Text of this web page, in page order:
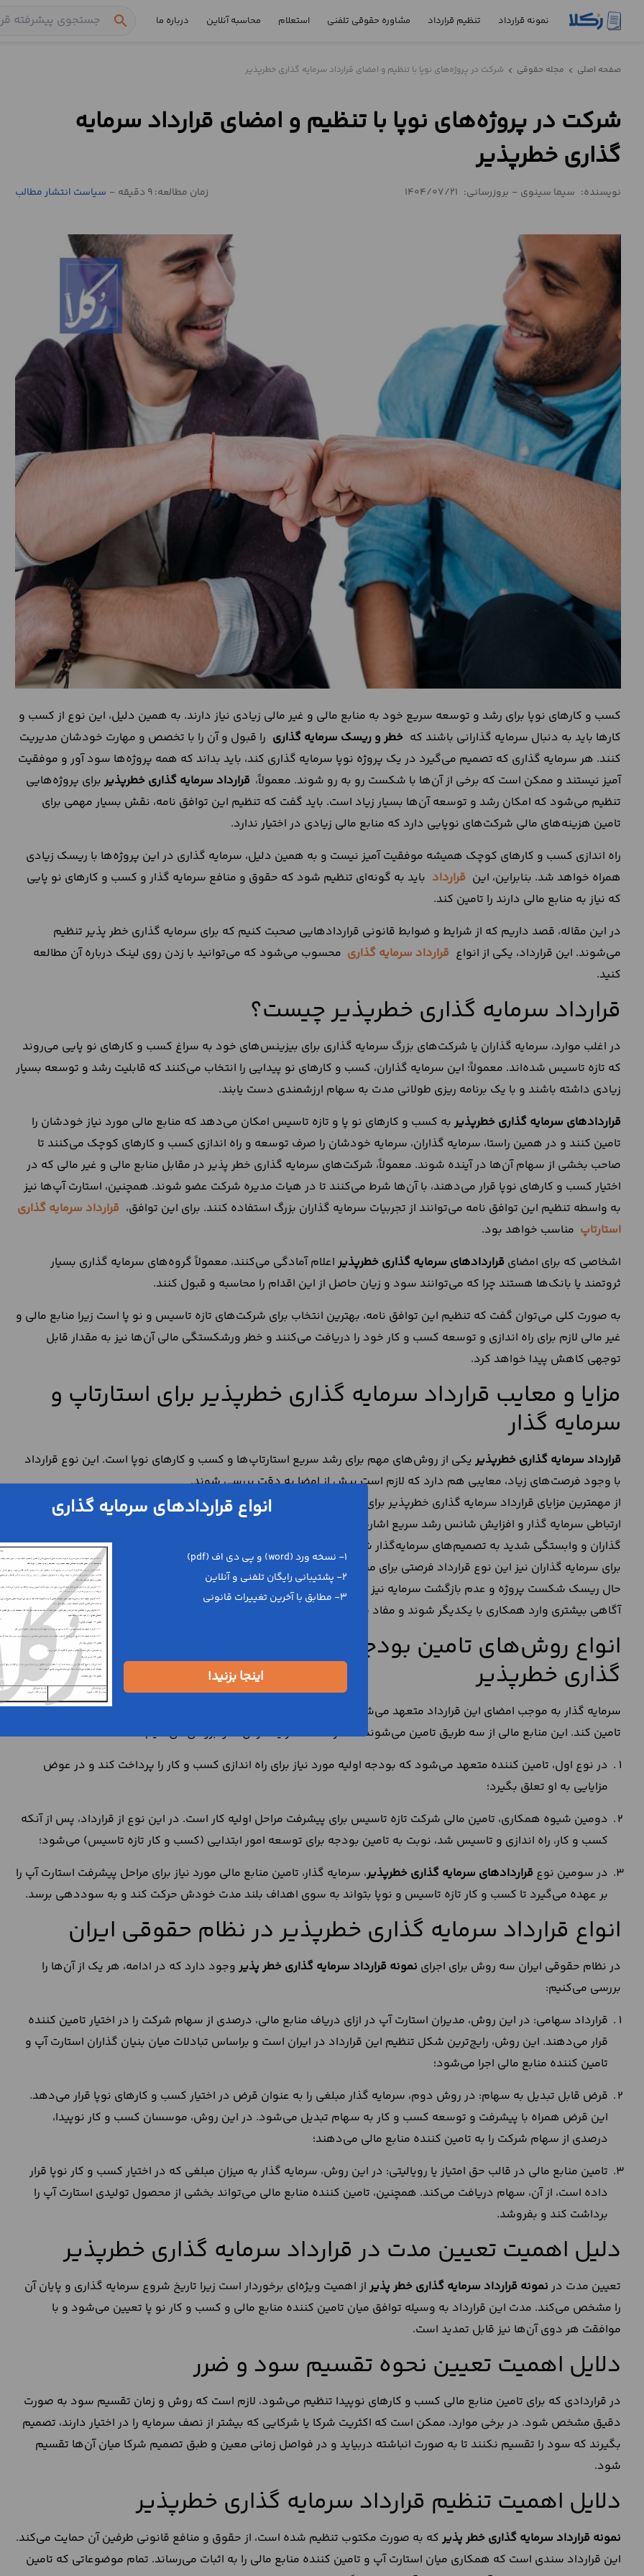
نمونه قرارداد تنظیم قرارداد مشاوره حقوقی تلفنی استعلام محاسبه آنلاین درباره ما search
قرارداد
تنظیم
قرارداد
حقوقی
استعلام
محاسبه
آنلاین
تماس
صفحه اصلی chevron_left مجله حقوقی chevron_left شرکت در پروژه‌های نوپا با تنظیم و امضای قرارداد سرمایه گذاری خطرپذیر
شرکت در پروژه‌های نوپا با تنظیم و امضای قرارداد سرمایه
گذاری خطرپذیر
نویسنده: سیما سینوی - بروزرسانی: 1404/07/21 زمان مطالعه: 9 دقیقه - سیاست انتشار مطالب
کسب و کارهای نوپا برای رشد و توسعه سریع خود به منابع مالی و غیر مالی زیادی نیاز دارند. به همین دلیل، این نوع از کسب و
کارها باید به دنبال سرمایه گذارانی باشند که خطر و ریسک سرمایه گذاری را قبول و آن را با تخصص و مهارت خودشان مدیریت
‌کنند. هر سرمایه گذاری که تصمیم می‌گیرد در یک پروژه نوپا سرمایه گذاری کند، باید بداند که همه پروژه‌ها سود آور و موفقیت
آمیز نیستند و ممکن است که برخی از آن‌ها با شکست رو به رو شوند. معمولاً، قرارداد سرمایه گذاری خطرپذیر برای پروژه‌هایی
تنظیم می‌شود که امکان رشد و توسعه آن‌ها بسیار زیاد است. باید گفت که تنظیم این توافق نامه، نقش بسیار مهمی برای
تامین هزینه‌های مالی شرکت‌های نوپایی دارد که منابع مالی زیادی در اختیار ندارد.
راه اندازی کسب و کارهای کوچک همیشه موفقیت آمیز نیست و به همین دلیل، سرمایه گذاری در این پروژه‌ها با ریسک زیادی
همراه خواهد شد. بنابراین، این قرارداد باید به گونه‌ای تنظیم شود که حقوق و منافع سرمایه گذار و کسب و کارهای نو پایی
که نیاز به منابع مالی دارند را تامین کند.
در این مقاله، قصد داریم که از شرایط و ضوابط قانونی قراردادهایی صحبت کنیم که برای سرمایه گذاری خطر پذیر تنظیم
می‌شوند. این قرارداد، یکی از انواع قرارداد سرمایه گذاری محسوب می‌شود که می‌توانید با زدن روی لینک درباره آن مطالعه
کنید.
قرارداد سرمایه گذاری خطرپذیر چیست؟
در اغلب موارد، سرمایه گذاران یا شرکت‌های بزرگ سرمایه گذاری برای بیزینس‌های خود به سراغ کسب و کارهای نو پایی می‌روند
که تازه تاسیس شده‌اند. معمولاً؛ این سرمایه گذاران، کسب و کارهای نو پیدایی را انتخاب می‌کنند که قابلیت رشد و توسعه بسیار
زیادی داشته باشند و با یک برنامه ریزی طولانی مدت به سهام ارزشمندی دست یابند.
قراردادهای سرمایه گذاری خطرپذیر به کسب و کارهای نو پا و تازه تاسیس امکان می‌دهد که منابع مالی مورد نیاز خودشان را
تامین کنند و در همین راستا، سرمایه گذاران، سرمایه خودشان را صرف توسعه و راه اندازی کسب و کارهای کوچک می‌کنند تا
صاحب بخشی از سهام آن‌ها در آینده شوند. معمولاً، شرکت‌های سرمایه گذاری خطر پذیر در مقابل منابع مالی و غیر مالی که در
اختیار کسب و کارهای نوپا قرار می‌دهند، با آن‌ها شرط می‌کنند تا در هیات مدیره شرکت عضو شوند. همچنین، استارت آپ‌ها نیز
به واسطه تنظیم این توافق نامه می‌توانند از تجربیات سرمایه گذاران بزرگ استفاده کنند. برای این توافق، قرارداد سرمایه گذاری
استارتاپ مناسب خواهد بود.
اشخاصی که برای امضای قراردادهای سرمایه گذاری خطرپذیر اعلام آمادگی می‌کنند، معمولاً گروه‌های سرمایه گذاری بسیار
ثروتمند یا بانک‌ها هستند چرا که می‌توانند سود و زیان حاصل از این اقدام را محاسبه و قبول کنند.
به صورت کلی می‌توان گفت که تنظیم این توافق نامه، بهترین انتخاب برای شرکت‌های تازه تاسیس و نو پا است زیرا منابع مالی و
غیر مالی لازم برای راه اندازی و توسعه کسب و کار خود را دریافت می‌کنند و خطر ورشکستگی مالی آن‌ها نیز به مقدار قابل
توجهی کاهش پیدا خواهد کرد.
مزایا و معایب قرارداد سرمایه‌ گذاری خطرپذیر برای استارتاپ و
سرمایه‌ گذار
قرارداد سرمایه‌ گذاری خطرپذیر یکی از روش‌های مهم برای رشد سریع استارتاپ‌ها و کسب‌ و کارهای نوپا است. این نوع قرارداد
با وجود فرصت‌های زیاد، معایبی هم دارد که لازم است پیش از امضا به دقت بررسی شوند.
از مهمترین مزایای قرارداد سرمایه‌ گذاری خطرپذیر برای استارتاپ می‌توان به تامین منابع مالی کافی، استفاده از دانش و شبکه
ارتباطی سرمایه‌ گذار و افزایش شانس رشد سریع اشاره کرد. در مقابل، این قرارداد می‌تواند منجر به کاهش سهم مالکیت بنیان‌
گذاران و وابستگی شدید به تصمیم‌های سرمایه‌گذار شود.
برای سرمایه‌ گذاران نیز این نوع قرارداد فرصتی برای مشارکت در پروژه‌های نوآورانه و سودده محسوب خواهد شد اما در عین
حال ریسک شکست پروژه و عدم بازگشت سرمایه نیز از معایب مهم آن است. آگاهی از این مزایا و معایب کمک می‌کند طرفین با
آگاهی بیشتری وارد همکاری با یکدیگر شوند و مفاد قرارداد را به شکل دقیق‌تری تنظیم کنند.
انواع روش‌های تامین بودجه از طریق تنظیم قرارداد سرمایه
گذاری خطرپذیر
سرمایه گذار به موجب امضای این قرارداد متعهد می‌شود که منابع مالی مورد نیاز برای رشد و توسعه یک کسب و کار نو پیدا را
تامین کند. این منابع مالی از سه طریق تامین می‌شوند که در ادامه، هر یک از آن‌ها را بررسی می‌کنیم:
در نوع اول، تامین کننده متعهد می‌شود که بودجه اولیه مورد نیاز برای راه اندازی کسب و کار را پرداخت کند و در عوض
مزایایی به او تعلق بگیرد؛
دومین شیوه همکاری، تامین مالی شرکت تازه تاسیس برای پیشرفت مراحل اولیه کار است. در این نوع از قرارداد، پس از آنکه
کسب و کار، راه اندازی و تاسیس شد، نوبت به تامین بودجه برای توسعه امور ابتدایی (کسب و کار تازه تاسیس) می‌شود؛
در سومین نوع قراردادهای سرمایه گذاری خطرپذیر، سرمایه گذار، تامین منابع مالی مورد نیاز برای مراحل پیشرفت استارت آپ را
بر عهده می‌گیرد تا کسب و کار تازه تاسیس و نوپا بتواند به سوی اهداف بلند مدت خودش حرکت کند و به سوددهی برسد.
انواع قرارداد سرمایه گذاری خطرپذیر در نظام حقوقی ایران
در نظام حقوقی ایران سه روش برای اجرای نمونه قرارداد سرمایه گذاری خطر پذیر وجود دارد که در ادامه، هر یک از آن‌ها را
بررسی می‌کنیم:
قرارداد سهامی: در این روش، مدیران استارت آپ در ازای دریاف منابع مالی، درصدی از سهام شرکت را در اختیار تامین کننده
قرار می‌دهند. این روش، رایج‌ترین شکل تنظیم این قرارداد در ایران است و براساس تبادلات میان بنیان گذاران استارت آپ و
تامین کننده منابع مالی اجرا می‌شود؛
قرض قابل تبدیل به سهام: در روش دوم، سرمایه گذار مبلغی را به عنوان قرض در اختیار کسب و کارهای نوپا قرار می‌دهد.
این قرض همراه با پیشرفت و توسعه کسب و کار به سهام تبدیل می‌شود. در این روش، موسسان کسب و کار نوپیدا،
درصدی از سهام شرکت را به تامین کننده منابع مالی می‌دهند؛
تامین منابع مالی در قالب حق امتیاز یا رویالیتی: در این روش، سرمایه گذار به میزان مبلغی که در اختیار کسب و کار نوپا قرار
داده است، از آن، سهام دریافت می‌کند. همچنین، تامین کننده منابع مالی می‌تواند بخشی از محصول تولیدی استارت آپ را
برداشت کند و بفروشد.
دلیل اهمیت تعیین مدت در قرارداد سرمایه گذاری خطرپذیر
تعیین مدت در نمونه قرارداد سرمایه گذاری خطر پذیر از اهمیت ویژه‌ای برخوردار است زیرا تاریخ شروع سرمایه گذاری و پایان آن
را مشخص می‌کند. مدت این قرارداد به وسیله توافق میان تامین کننده منابع مالی و کسب و کار نو پا تعیین می‌شود و با
موافقت هر دوی آن‌ها نیز قابل تمدید است.
دلایل اهمیت تعیین نحوه تقسیم سود و ضرر
در قراردادی که برای تامین منابع مالی کسب و کارهای نوپیدا تنظیم می‌شود، لازم است که روش و زمان تقسیم سود به صورت
دقیق مشخص شود. در برخی موارد، ممکن است که اکثریت شرکا یا شرکایی که بیشتر از نصف سرمایه را در اختیار دارند، تصمیم
بگیرند که سود را تقسیم نکنند تا به صورت انباشته دربیاید و در فواصل زمانی معین و طبق تصمیم شرکا میان آن‌ها تقسیم
شود.
دلایل اهمیت تنظیم قرارداد سرمایه گذاری خطرپذیر
نمونه قرارداد سرمایه گذاری خطر پذیر که به صورت مکتوب تنظیم شده است، از حقوق و منافع قانونی طرفین آن حمایت می‌کند.
این قرارداد سندی است که همکاری میان استارت آپ و تامین کننده منابع مالی را به اثبات می‌رساند. تمام موضوعاتی که تامین
انواع قراردادهای سرمایه گذاری
1- نسخه ورد (word) و پی دی اف (pdf)
2- پشتیبانی رایگان تلفنی و آنلاین
3- مطابق با آخرین تغییرات قانونی
اینجا بزنید!